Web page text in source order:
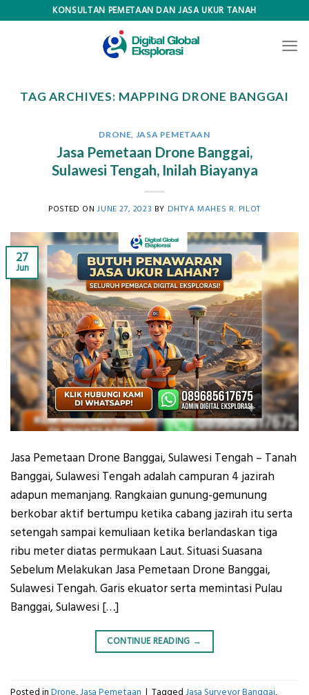
KONSULTAN PEMETAAN DAN JASA UKUR TANAH
TAG ARCHIVES: MAPPING DRONE BANGGAI
DRONE JASA PEMETAAN
Jasa Pemetaan Drone Banggai,
Sulawesi Tengah, Inilah Biayanya
POSTED ONJUNE 27, 2023 BY DHTYA MAHES R. PILOT
27
Jun
Jasa Pemetaan Drone Banggai, Sulawesi Tengah – Tanah
Banggai, Sulawesi Tengah adalah campuran 4 jazirah
adapun memanjang. Rangkaian gunung-gemunung
berkobar aktif bertumpu ketika cabang jazirah itu serta
setengah sampai kemuliaan ketika berlandaskan tiga
ribu meter diatas permukaan Laut. Situasi Suasana
Sebelum Melakukan Jasa Pemetaan Drone Banggai,
Sulawesi Tengah. Garis ekuator serta memintasi Pulau
Banggai, Sulawesi […]
CONTINUE READING →